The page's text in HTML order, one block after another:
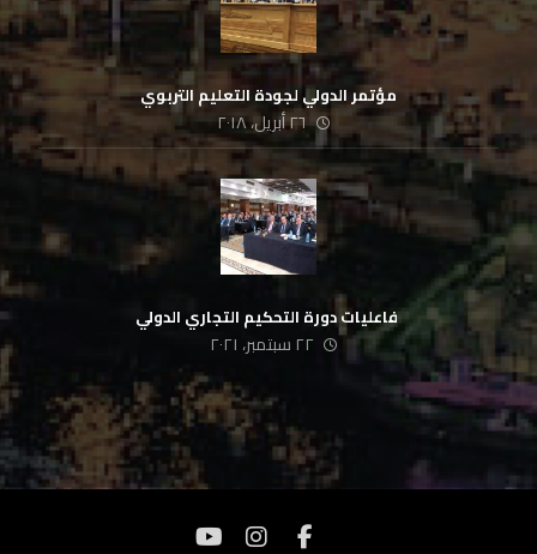
مؤتمر الدولي لجودة التعليم التربوي
٢٦ أبريل، ٢٠١٨
‏ فاعليات دورة التحكيم التجاري الدولي
٢٢ سبتمبر، ٢٠٢١